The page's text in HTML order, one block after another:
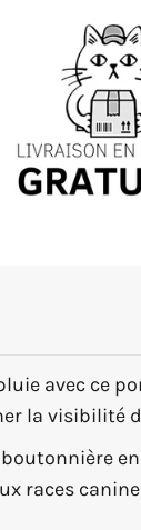
avec ce
la visibilité
races